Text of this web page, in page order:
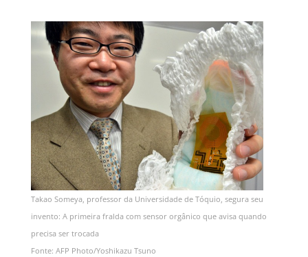
Takao Someya, professor da Universidade de Tóquio, segura seu
invento: A primeira fralda com sensor orgânico que avisa quando
precisa ser trocada
Fonte: AFP Photo/Yoshikazu Tsuno